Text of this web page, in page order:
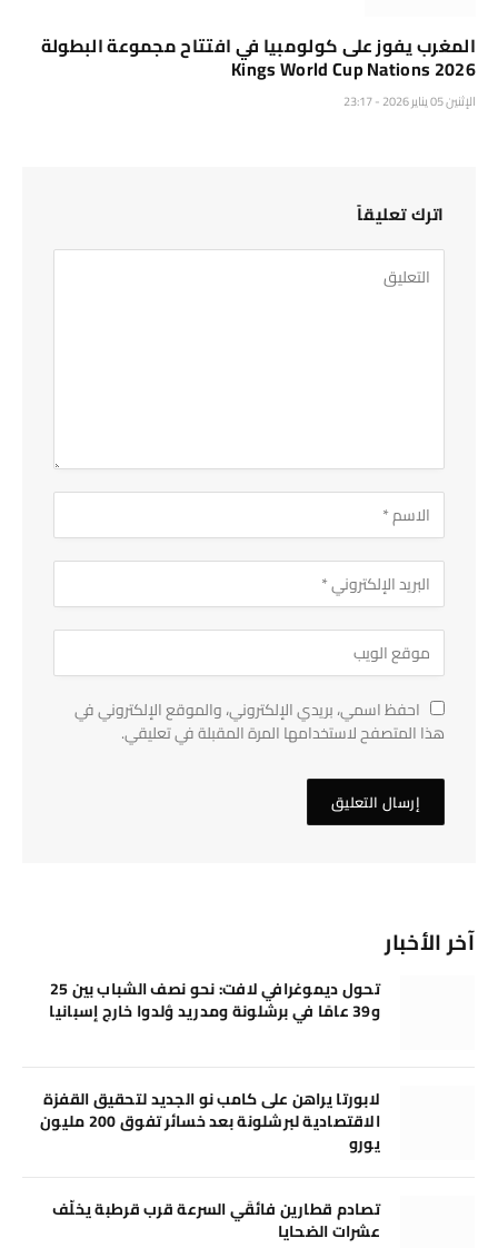
المغرب يفوز على كولومبيا في افتتاح مجموعة البطولة
Kings World Cup Nations 2026
الإثنين 05 يناير 2026 - 23:17
اترك تعليقاً
احفظ اسمي، بريدي الإلكتروني، والموقع الإلكتروني في
هذا المتصفح لاستخدامها المرة المقبلة في تعليقي.
آخر الأخبار
تحول ديموغرافي لافت: نحو نصف الشباب بين 25
و39 عامًا في برشلونة ومدريد وُلدوا خارج إسبانيا
لابورتا يراهن على كامب نو الجديد لتحقيق القفزة
الاقتصادية لبرشلونة بعد خسائر تفوق 200 مليون
يورو
تصادم قطارين فائقَي السرعة قرب قرطبة يخلّف
عشرات الضحايا